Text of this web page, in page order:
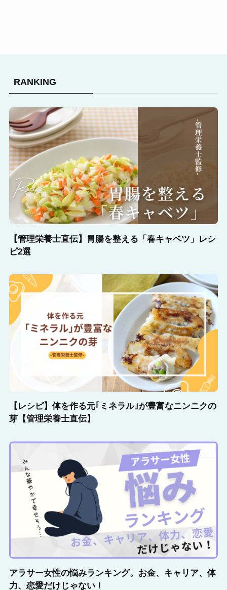
RANKING
【管理栄養士直伝】胃腸を整える「春キャベツ」レシ
ピ2選
【レシピ】体を作る元｢ミネラル｣が豊富なニンニクの
芽【管理栄養士直伝】
アラサー女性の悩みランキング。お金、キャリア、体
力、恋愛だけじゃない！